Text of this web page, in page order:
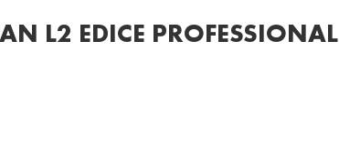
L2 EDICE PROFESSIONAL